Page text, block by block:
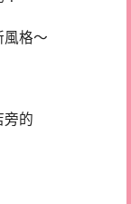
風格～
旁的